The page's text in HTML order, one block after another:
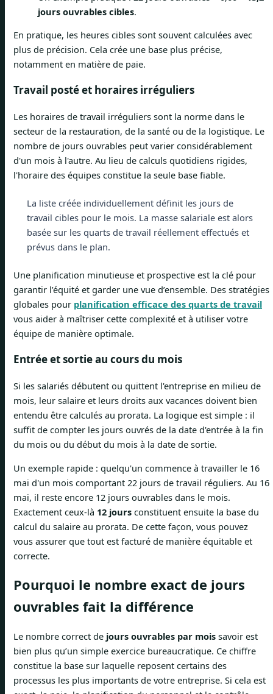
jours ouvrables cibles.
En pratique, les heures cibles sont souvent calculées avec
plus de précision. Cela crée une base plus précise,
notamment en matière de paie.
Travail posté et horaires irréguliers
Les horaires de travail irréguliers sont la norme dans le
secteur de la restauration, de la santé ou de la logistique. Le
nombre de jours ouvrables peut varier considérablement
d'un mois à l'autre. Au lieu de calculs quotidiens rigides,
l'horaire des équipes constitue la seule base fiable.
La liste créée individuellement définit les jours de
travail cibles pour le mois. La masse salariale est alors
basée sur les quarts de travail réellement effectués et
prévus dans le plan.
Une planification minutieuse et prospective est la clé pour
garantir l’équité et garder une vue d’ensemble. Des stratégies
globales pour planification efficace des quarts de travail
vous aider à maîtriser cette complexité et à utiliser votre
équipe de manière optimale.
Entrée et sortie au cours du mois
Si les salariés débutent ou quittent l'entreprise en milieu de
mois, leur salaire et leurs droits aux vacances doivent bien
entendu être calculés au prorata. La logique est simple : il
suffit de compter les jours ouvrés de la date d'entrée à la fin
du mois ou du début du mois à la date de sortie.
Un exemple rapide : quelqu'un commence à travailler le 16
mai d'un mois comportant 22 jours de travail réguliers. Au 16
mai, il reste encore 12 jours ouvrables dans le mois.
Exactement ceux-là 12 jours constituent ensuite la base du
calcul du salaire au prorata. De cette façon, vous pouvez
vous assurer que tout est facturé de manière équitable et
correcte.
Pourquoi le nombre exact de jours
ouvrables fait la différence
Le nombre correct de jours ouvrables par mois savoir est
bien plus qu’un simple exercice bureaucratique. Ce chiffre
constitue la base sur laquelle reposent certains des
processus les plus importants de votre entreprise. Si cela est